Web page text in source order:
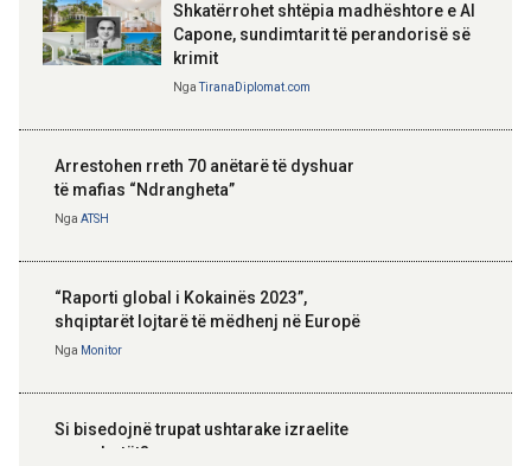
Shkatërrohet shtëpia madhështore e Al
Capone, sundimtarit të perandorisë së
krimit
NgaTiranaDiplomat.com
Arrestohen rreth 70 anëtarë të dyshuar
të mafias “Ndrangheta”
Nga ATSH
“Raporti global i Kokainës 2023”,
shqiptarët lojtarë të mëdhenj në Europë
Nga Monitor
Si bisedojnë trupat ushtarake izraelite
me robotët?